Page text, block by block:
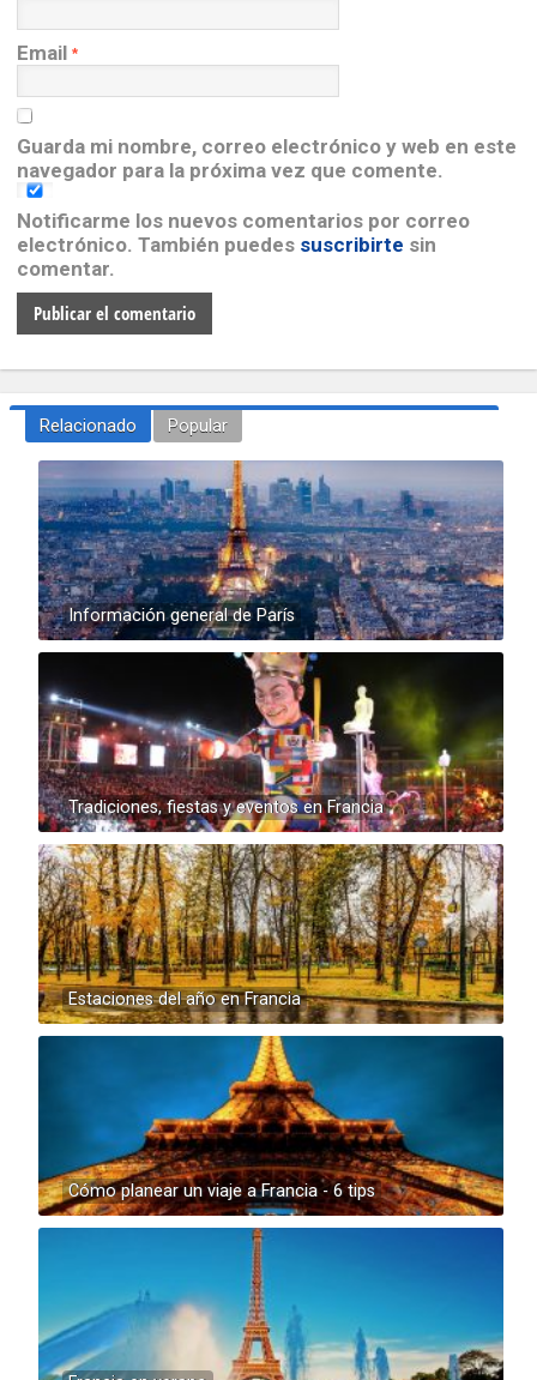
Email *
Guarda mi nombre, correo electrónico y web en este
navegador para la próxima vez que comente.
Notificarme los nuevos comentarios por correo
electrónico. También puedes suscribirte sin
comentar.
Relacionado Popular
Información general de París
Tradiciones, fiestas y eventos en Francia
Estaciones del año en Francia
Cómo planear un viaje a Francia - 6 tips